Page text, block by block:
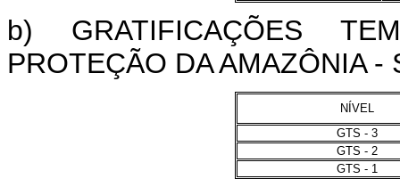
b) GRATIFICAÇÕES
PROTEÇÃO DA AMAZÔNIA -
NÍVEL
GTS - 3
GTS - 2
GTS - 1